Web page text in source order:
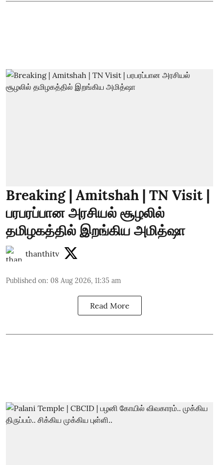
Breaking | Amitshah | TN Visit |
பரபரப்பான அரசியல் சூழலில்
தமிழகத்தில் இறங்கிய அமித்ஷா
thanthitv
Published on: 08 Aug 2026, 11:35 am
Read More